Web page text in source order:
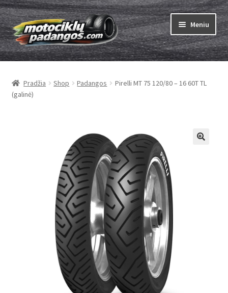
Pereiti
prie
meniu
Pereiti
prie
turinio
Meniu
Padangos
menu
Kameros
menu
Pradžia Shop Padangos
Pirelli MT 75 120/80 – 16 60T TL
(galinė)